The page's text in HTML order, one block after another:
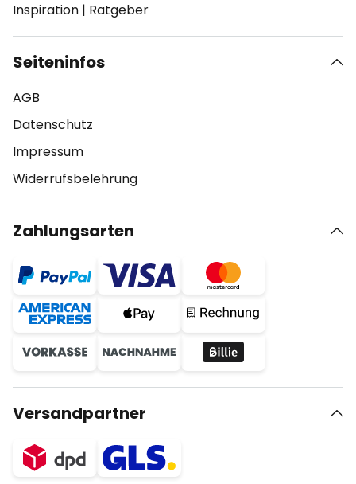
Inspiration | Ratgeber
Seiteninfos
AGB
Datenschutz
Impressum
Widerrufsbelehrung
Zahlungsarten
Versandpartner